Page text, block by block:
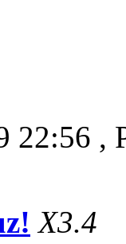
22:56 ,
X3.4